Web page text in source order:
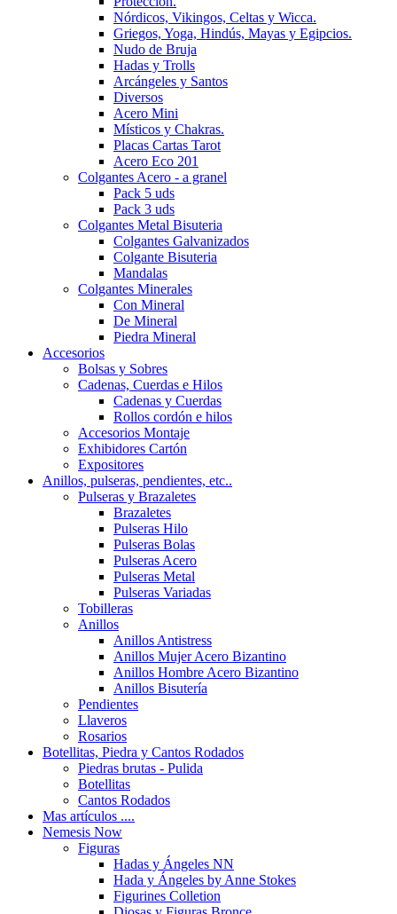
Nórdicos, Vikingos, Celtas y Wicca.
Griegos, Yoga, Hindús, Mayas y Egipcios.
Nudo de Bruja
Hadas y Trolls
Arcángeles y Santos
Diversos
Acero Mini
Místicos y Chakras.
Placas Cartas Tarot
Acero Eco 201
Colgantes Acero - a granel
Pack 5 uds
Pack 3 uds
Colgantes Metal Bisuteria
Colgantes Galvanizados
Colgante Bisuteria
Mandalas
Colgantes Minerales
Con Mineral
De Mineral
Piedra Mineral
Accesorios
Bolsas y Sobres
Cadenas, Cuerdas e Hilos
Cadenas y Cuerdas
Rollos cordón e hilos
Accesorios Montaje
Exhibidores Cartón
Expositores
Anillos, pulseras, pendientes, etc..
Pulseras y Brazaletes
Brazaletes
Pulseras Hilo
Pulseras Bolas
Pulseras Acero
Pulseras Metal
Pulseras Variadas
Tobilleras
Anillos
Anillos Antistress
Anillos Mujer Acero Bizantino
Anillos Hombre Acero Bizantino
Anillos Bisutería
Pendientes
Llaveros
Rosarios
Botellitas, Piedra y Cantos Rodados
Piedras brutas - Pulida
Botellitas
Cantos Rodados
Mas artículos ....
Nemesis Now
Figuras
Hadas y Ángeles NN
Hada y Ángeles by Anne Stokes
Figurines Colletion